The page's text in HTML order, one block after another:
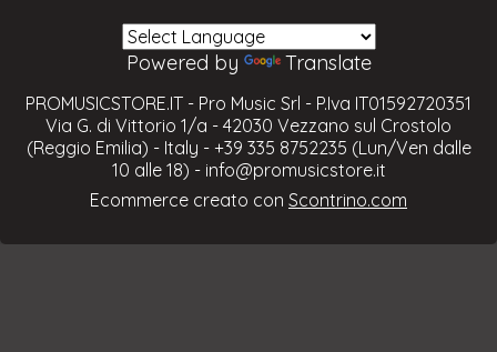
Powered by Translate
PROMUSICSTORE.IT - Pro Music Srl - P.Iva IT01592720351
Via G. di Vittorio 1/a - 42030 Vezzano sul Crostolo
(Reggio Emilia) - Italy - +39 335 8752235 (Lun/Ven dalle
10 alle 18) - info@promusicstore.it
Ecommerce creato con Scontrino.com